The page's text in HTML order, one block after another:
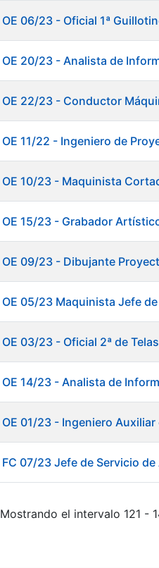
OE 06/23 - Oficial 1ª
OE 20/23 - Analista de
OE 22/23 - Conductor
OE 11/22 - Ingeniero de
OE 10/23 - Maquinista
OE 15/23 - Grabador
OE 09/23 - Dibujante
OE 05/23 Maquinista Jefe
OE 03/23 - Oficial 2ª de Telas
OE 14/23 - Analista de
OE 01/23 - Ingeniero
FC 07/23 Jefe de Servicio
Mostrando el intervalo 121 -